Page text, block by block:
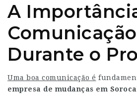
A
Comunicação
Durante o
Uma boa comunicação é
empresa de mudanças em